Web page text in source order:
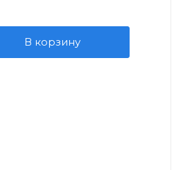
В корзину